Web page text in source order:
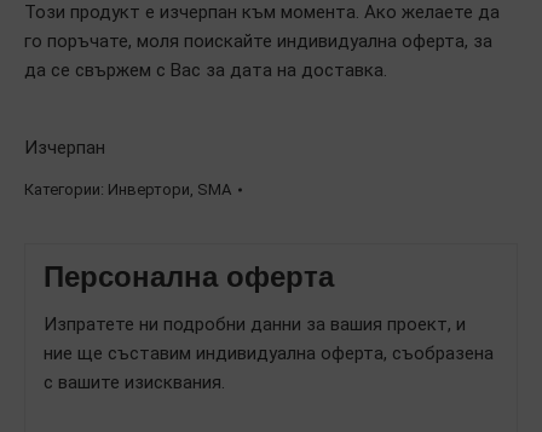
Този продукт е изчерпан към момента. Ако желаете да
го поръчате, моля поискайте индивидуална оферта, за
да се свържем с Вас за дата на доставка.
Изчерпан
Категории: Инвертори, SMA
Персонална оферта
Изпратете ни подробни данни за вашия проект, и
ние ще съставим индивидуална оферта, съобразена
с вашите изисквания.